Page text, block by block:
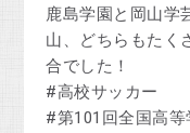
鹿島学園と岡山学
山、どちらもたく
合でした！
#高校サッカー
#第101回全国高